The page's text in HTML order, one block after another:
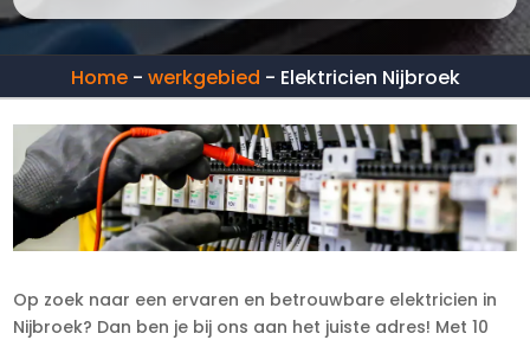
Home- werkgebied - Elektricien Nijbroek
Op zoek naar een ervaren en betrouwbare elektricien in
Nijbroek? Dan ben je bij ons aan het juiste adres! Met 10